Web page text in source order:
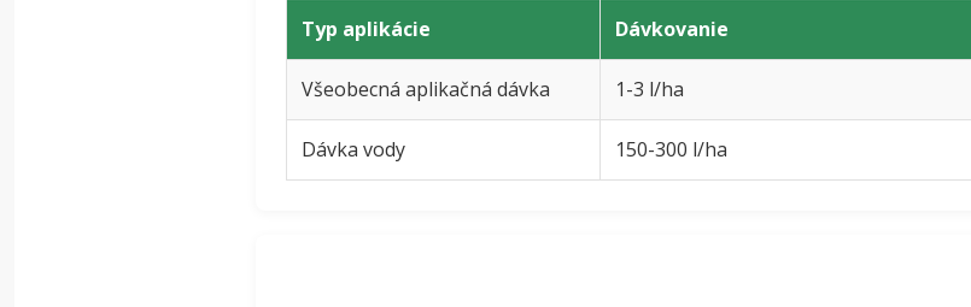
Typ aplikácie Dávkovanie
Všeobecná aplikačná dávka 1-3 l/ha
Dávka vody 150-300 l/ha